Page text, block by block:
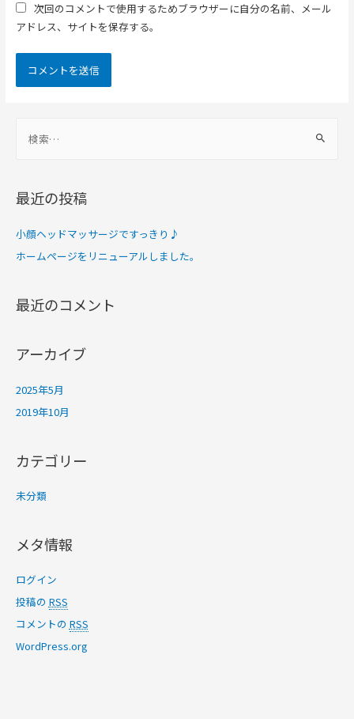
次回のコメントで使用するためブラウザーに自分の名前、メール
アドレス、サイトを保存する。
最近の投稿
小顔ヘッドマッサージですっきり♪
ホームページをリニューアルしました。
最近のコメント
アーカイブ
2025年5月
2019年10月
カテゴリー
未分類
メタ情報
ログイン
投稿の RSS
コメントの RSS
WordPress.org